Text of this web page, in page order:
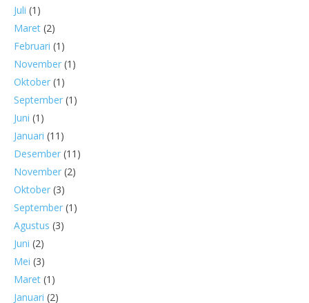
Juli (1)
Maret (2)
Februari (1)
November (1)
Oktober (1)
September (1)
Juni (1)
Januari (11)
Desember (11)
November (2)
Oktober (3)
September (1)
Agustus (3)
Juni (2)
Mei (3)
Maret (1)
Januari (2)